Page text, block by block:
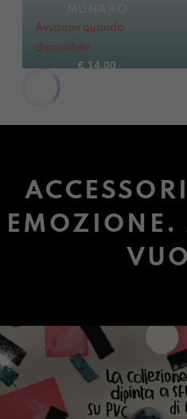
MUNARO
Avvisami quando
disponibile
€ 14,00
EMOZIONE.